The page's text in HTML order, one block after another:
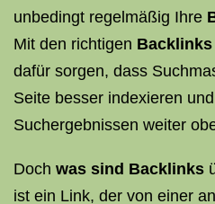
unbedingt regelmäßig Ihre
Mit den richtigen Backlinks
dafür sorgen, dass
Seite besser indexieren
Suchergebnissen weiter
Doch was sind Backlinks
ist ein Link, der von einer